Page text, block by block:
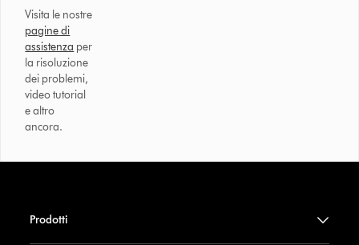
Visita le nostre
pagine di
assistenza per
la risoluzione
dei problemi,
video tutorial
e altro
ancora.
Prodotti